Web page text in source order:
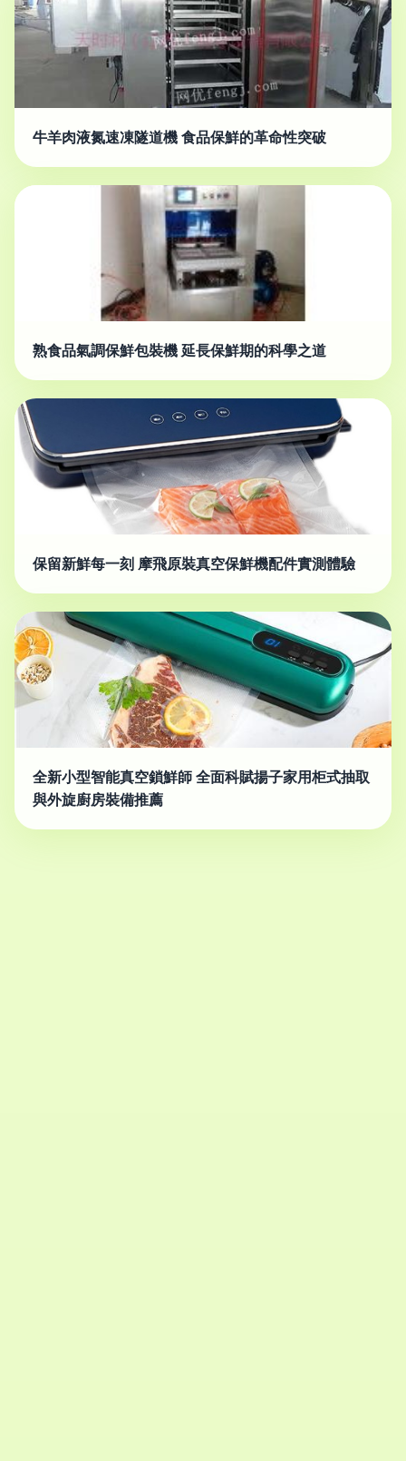
牛羊肉液氮速凍隧道機 食品保鮮的革命性突破
熟食品氣調保鮮包裝機 延長保鮮期的科學之道
保留新鮮每一刻 摩飛原裝真空保鮮機配件實測體驗
全新小型智能真空鎖鮮師 全面科賦揚子家用柜式抽取
與外旋廚房裝備推薦